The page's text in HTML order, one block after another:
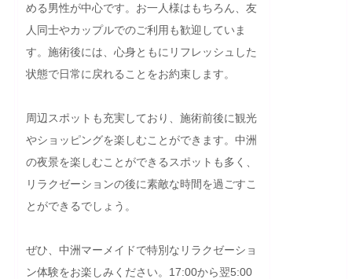
める男性が中心です。お一人様はもちろん、友
人同士やカップルでのご利用も歓迎していま
す。施術後には、心身ともにリフレッシュした
状態で日常に戻れることをお約束します。
周辺スポットも充実しており、施術前後に観光
やショッピングを楽しむことができます。中洲
の夜景を楽しむことができるスポットも多く、
リラクゼーションの後に素敵な時間を過ごすこ
とができるでしょう。
ぜひ、中洲マーメイドで特別なリラクゼーショ
ン体験をお楽しみください。17:00から翌5:00